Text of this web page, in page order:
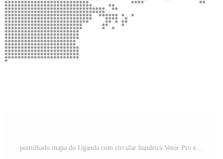
pontilhado mapa do Uganda com circular bandeira Vetor Pro e SVG Pro